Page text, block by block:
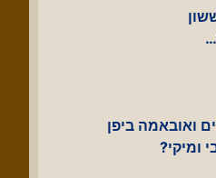
ואובאמה ביפן
ומיקי?